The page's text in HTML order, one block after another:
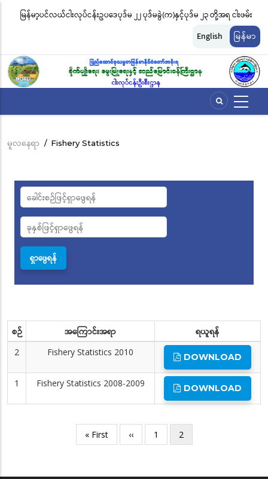
အဓိက
အကြောင်းအရာ
မည်
မြန်မာ့ပင်လယ်ငါးလုပ်ငန်းဥပဒေပုဒ်မ ၂၂ ပုဒ်မခွဲ(က)နှင့်ပုဒ်မ ၂၃ တို့အရ ငါးဖမ်း
ကိရိယာအမျိုးအစားအလိုက် လိုင်စင်ခနှုန်းထားများကို အောက်ပါအတိုင်း
မ
English မြန်မာ
Breadcrumb
မူလနေရာ / Fishery Statistics
စဉ် အကြောင်းအရာ
ရယူရန်
2
Fishery Statistics 2010 DOWNLOAD
1 Fishery Statistics 2008-2009 DOWNLOAD
First
page
« First
Previous
page
‹‹ စာမျက်နှာ
1
လက်ရှိ
စာမျက်နှာ
2